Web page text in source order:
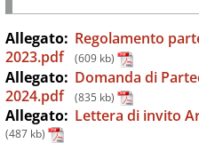
Allegato: Regolamento
2023.pdf
(609 kb)
Allegato: Domanda di
2024.pdf
(835 kb)
Allegato: Lettera di invito
(487 kb)